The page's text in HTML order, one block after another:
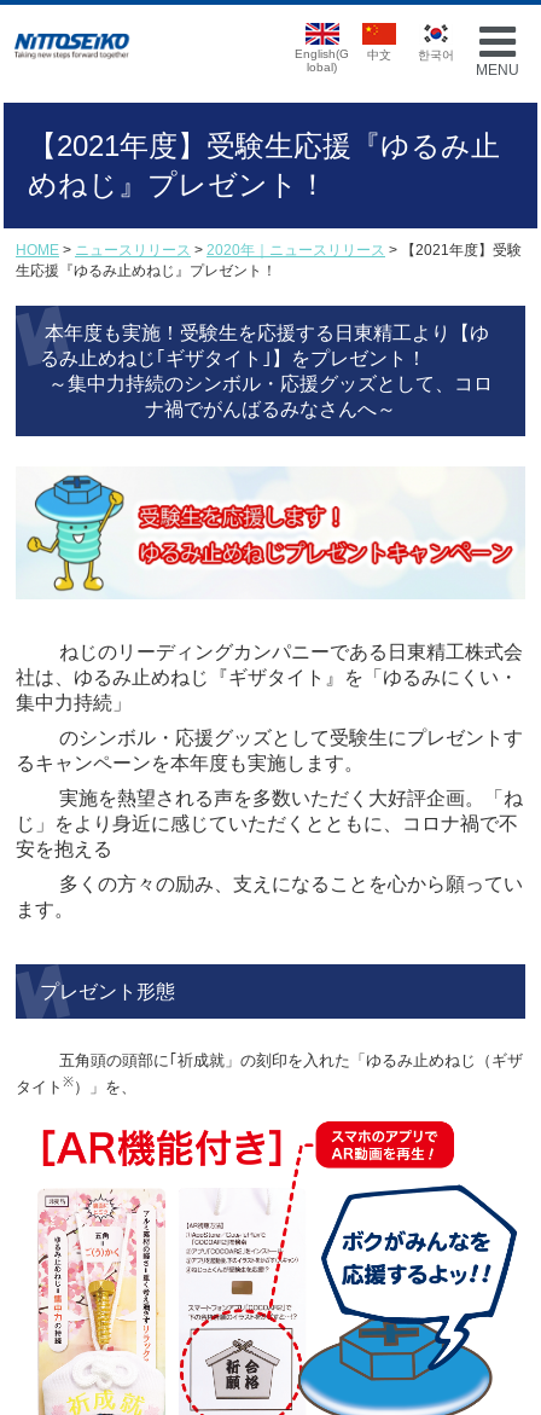
MENU
English(G
lobal)
中文 한국어
【2021年度】受験生応援『ゆるみ止
めねじ』プレゼント！
HOME > ニュースリリース > 2020年｜ニュースリリース > 【2021年度】受験
生応援『ゆるみ止めねじ』プレゼント！
本年度も実施！受験生を応援する日東精工より【ゆ
るみ止めねじ｢ギザタイト｣】をプレゼント！
～集中力持続のシンボル・応援グッズとして、
コロ
ナ禍でがんばるみなさんへ～
ねじのリーディングカンパニーである日東精工株式会
社は、ゆるみ止めねじ『ギザタイト』を「ゆるみにくい・
集中力持続」
のシンボル・応援グッズとして受験生にプレゼントす
るキャンペーンを本年度も実施します。
実施を熱望される声を多数いただく大好評企画。「ね
じ」をより身近に感じていただくとともに、コロナ禍で不
安を抱える
多くの方々の励み、支えになることを心から願ってい
ます。
プレゼント形態
五角頭の頭部に｢祈成就」の刻印を入れた「ゆるみ止めねじ（ギザ
タイト ※）」を、